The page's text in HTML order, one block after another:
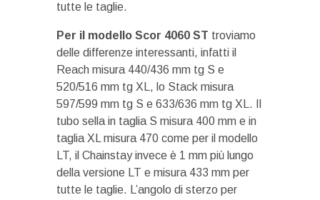
tutte le taglie.
Per il modello Scor 4060 ST troviamo
delle differenze interessanti, infatti il
Reach misura 440/436 mm tg S e
520/516 mm tg XL, lo Stack misura
597/599 mm tg S e 633/636 mm tg XL. Il
tubo sella in taglia S misura 400 mm e in
taglia XL misura 470 come per il modello
LT, il Chainstay invece è 1 mm più lungo
della versione LT e misura 433 mm per
tutte le taglie. L’angolo di sterzo per